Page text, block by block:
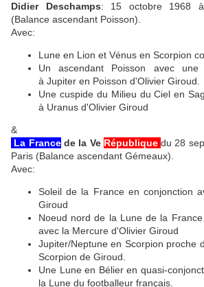
Didier Deschamps: 15 octobre 1968
(Balance ascendant Poisson).
Avec:
Lune en Lion et Vénus en Scorpion
Un ascendant Poisson avec une
à Jupiter en Poisson d'Olivier Giroud.
Une cuspide du Milieu du Ciel en
à Uranus d'Olivier Giroud
&
La Francede la Ve République du 28
Paris (Balance ascendant Gémeaux).
Avec:
Soleil de la France en conjonction
Giroud
Noeud nord de la Lune de la
avec la Mercure d'Olivier Giroud
Jupiter/Neptune en Scorpion proche
Scorpion de Giroud.
Une Lune en Bélier en quasi-
la Lune du footballeur français.